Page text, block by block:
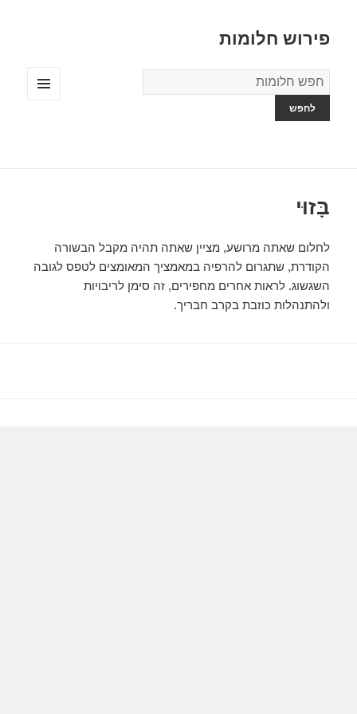
פירוש חלומות
מילון
החלומות
בָּזוּי
לחלום שאתה מרושע, מציין שאתה תהיה מקבל הבשורה
הקודרת, שתגרום להרפיה במאמציך המאומצים לטפס לגובה
השגשוג. לראות אחרים מחפירים, זה סימן לריבויות
ולהתנהלות כוזבת בקרב חבריך.